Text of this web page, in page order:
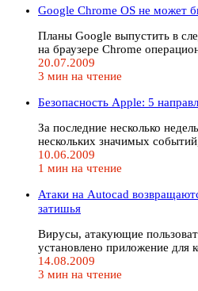
Google Chrome OS не может
Планы Google выпустить в
на браузере Chrome
20.07.2009
3 мин на чтение
Безопасность Apple: 5
За последние несколько
нескольких значимых
10.06.2009
1 мин на чтение
Атаки на Autocad
затишья
Вирусы, атакующие
установлено приложение для
14.08.2009
3 мин на чтение